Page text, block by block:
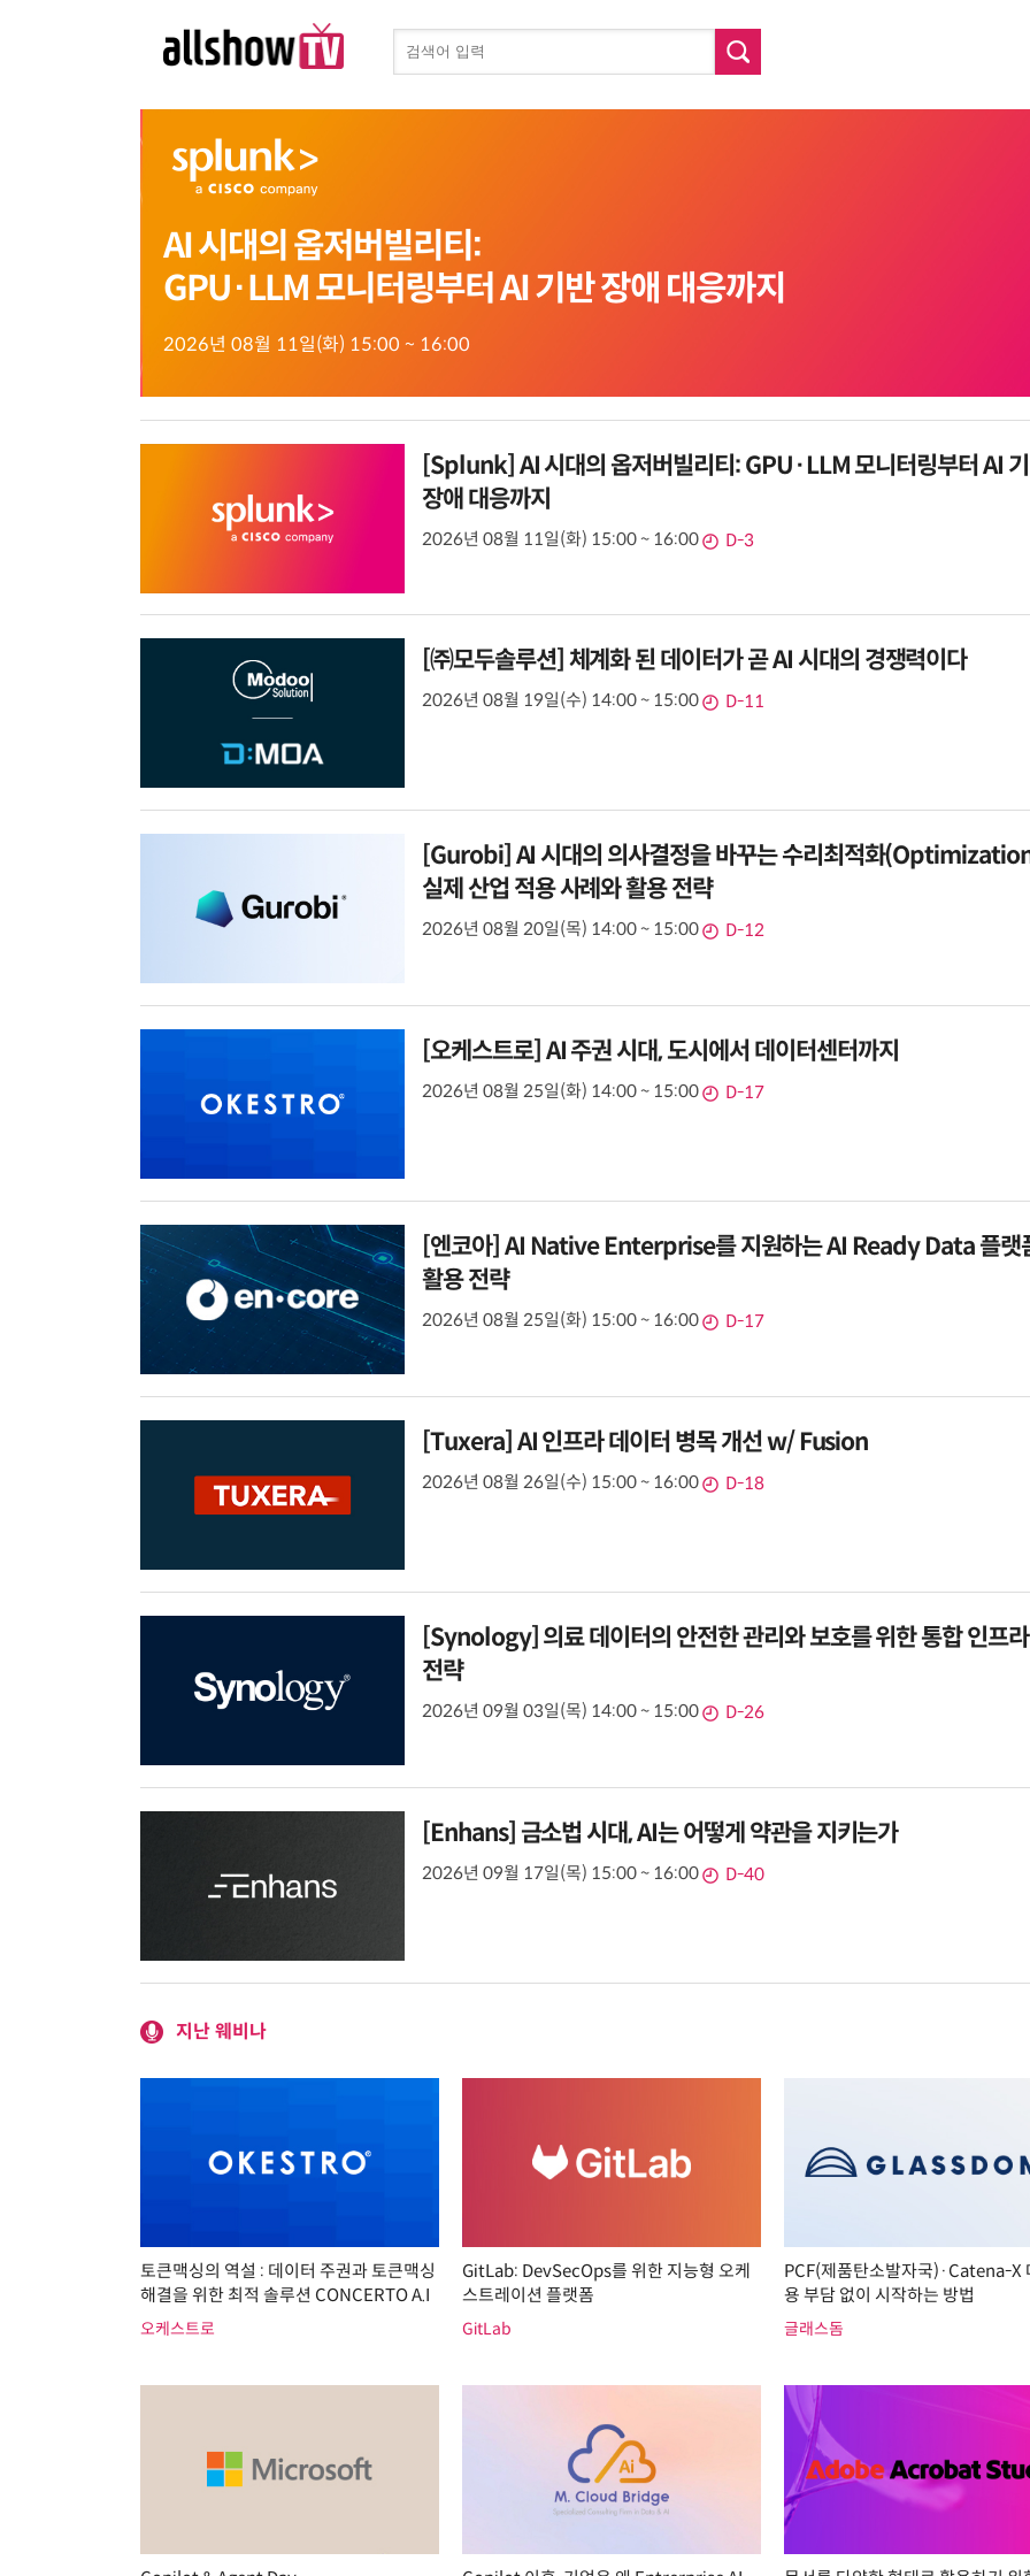
AI 시대의 옵저버빌리티:
GPU·LLM 모니터링부터 AI 기반 장애 대응까지
2026년 08월 11일(화) 15:00 ~ 16:00
[Splunk] AI 시대의 옵저버빌리티: GPU·LLM 모니터링부터 AI
장애 대응까지
2026년 08월 11일(화) 15:00 ~ 16:00 D-3
[㈜모두솔루션] 체계화 된 데이터가 곧 AI 시대의 경쟁력이다
2026년 08월 19일(수) 14:00 ~ 15:00 D-11
[Gurobi] AI 시대의 의사결정을 바꾸는 수리최적화
실제 산업 적용 사례와 활용 전략
2026년 08월 20일(목) 14:00 ~ 15:00 D-12
[오케스트로] AI 주권 시대, 도시에서 데이터센터까지
2026년 08월 25일(화) 14:00 ~ 15:00 D-17
[엔코아] AI Native Enterprise를 지원하는 AI Ready Data 플랫
활용 전략
2026년 08월 25일(화) 15:00 ~ 16:00 D-17
[Tuxera] AI 인프라 데이터 병목 개선 w/ Fusion
2026년 08월 26일(수) 15:00 ~ 16:00 D-18
[Synology] 의료 데이터의 안전한 관리와 보호를 위한 통합 인프라
전략
2026년 09월 03일(목) 14:00 ~ 15:00 D-26
[Enhans] 금소법 시대, AI는 어떻게 약관을 지키는가
2026년 09월 17일(목) 15:00 ~ 16:00 D-40
지난 웨비나
토큰맥싱의 역설 : 데이터 주권과 토큰맥싱
해결을 위한 최적 솔루션 CONCERTO A.I
오케스트로
GitLab: DevSecOps를 위한 지능형 오케
스트레이션 플랫폼
GitLab
PCF(제품탄소발자국)·Catena-X
용 부담 없이 시작하는 방법
글래스돔